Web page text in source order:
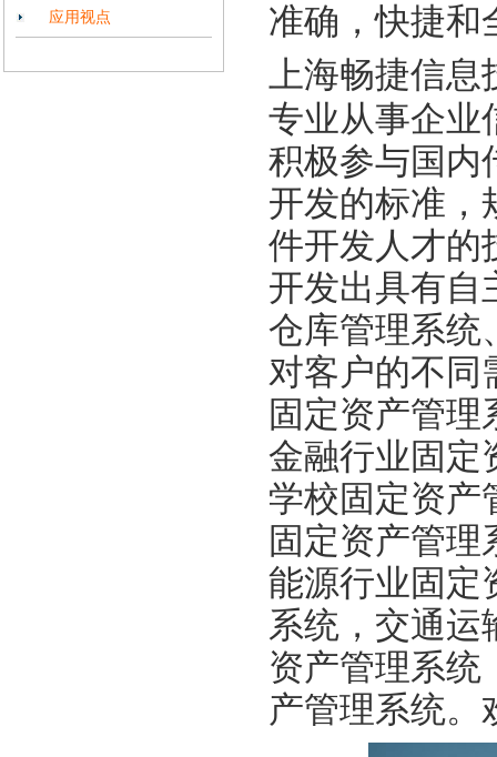
应用视点
准确，快捷和
上海畅捷信息
专业从事企业
积极参与国内
开发的标准，
件开发人才的
开发出具有自
仓库管理系统
对客户的不同
固定资产管
金融行业固定
学校固定资产
固定资产管
能源行业固定
系统，交通运
资产管理系统
产管理系统。